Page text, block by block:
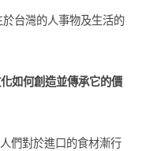
台灣的人事物及生活的
如何創造並傳承它的價
們對於進口的食材漸行